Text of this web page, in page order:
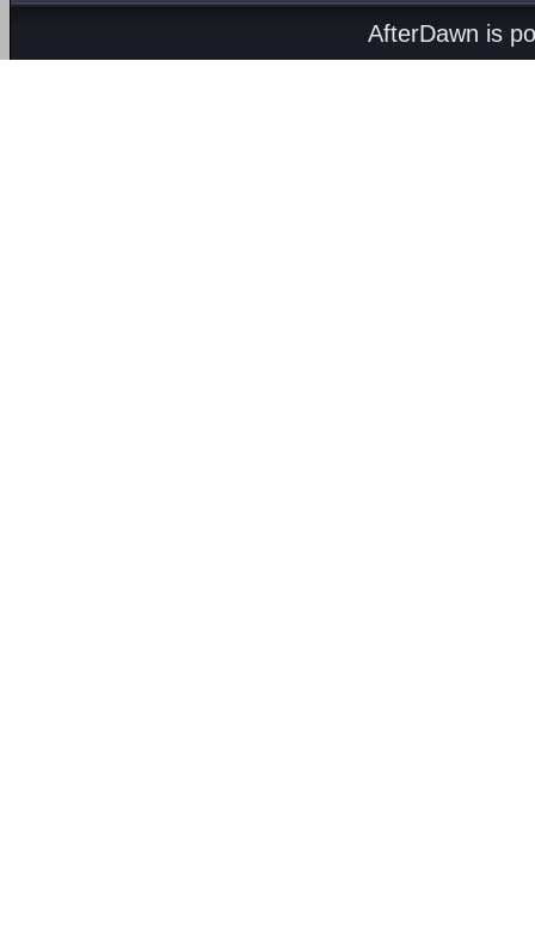
AfterDawn is